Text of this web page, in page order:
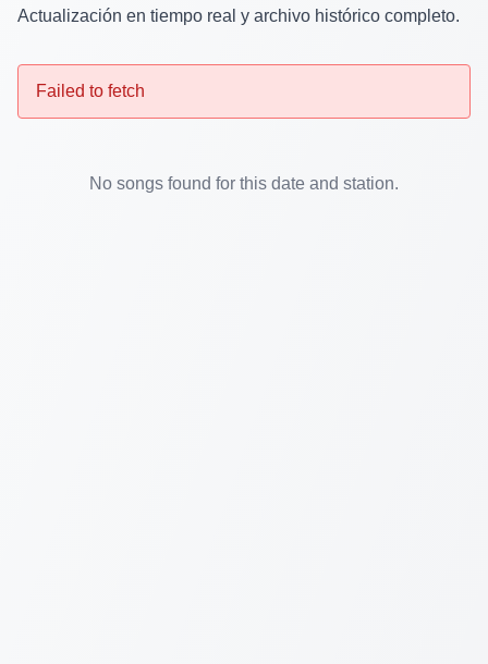
Actualización en tiempo real y archivo histórico completo.
Failed to fetch
No songs found for this date and station.